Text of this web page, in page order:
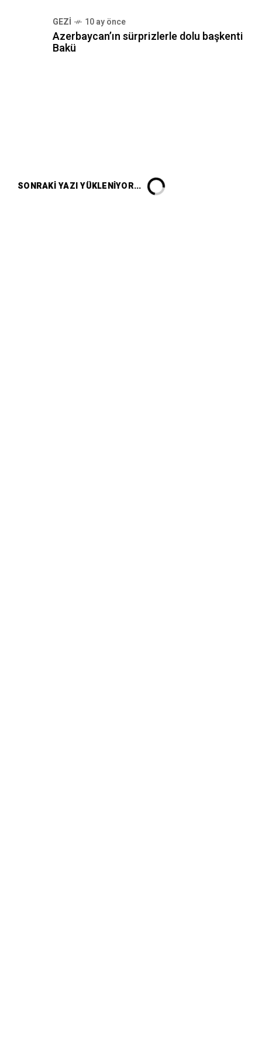
GEZI 10 ay önce
Azerbaycan’ın sürprizlerle dolu başkenti
Bakü
SONRAKI YAZI YÜKLENIYOR...